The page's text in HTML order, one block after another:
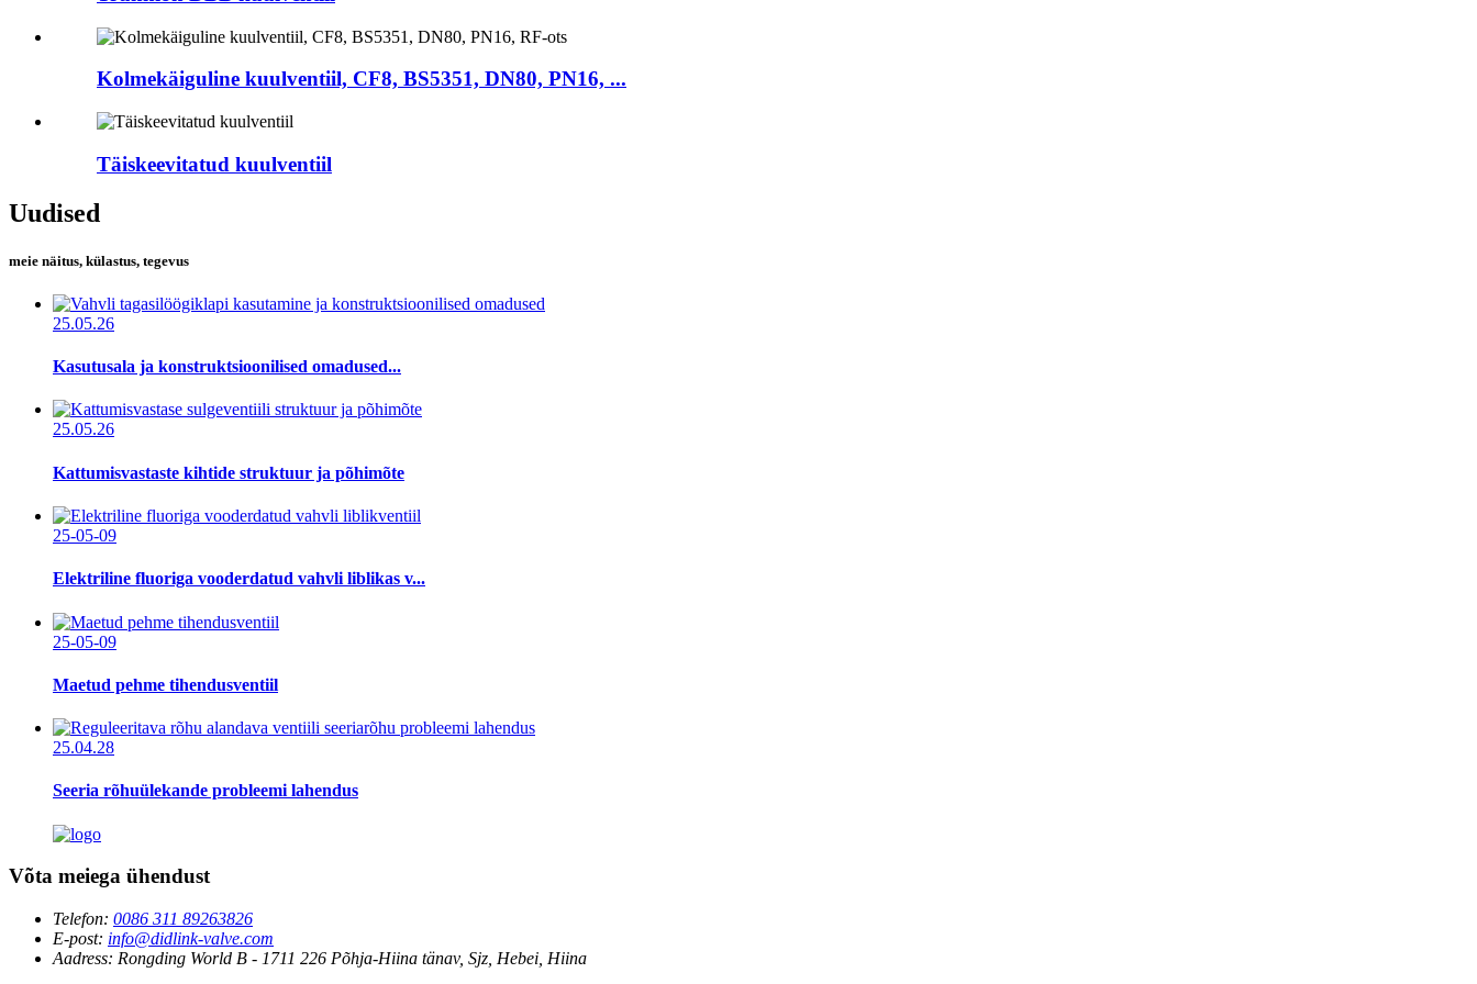
Kolmekäiguline kuulventiil, CF8, BS5351, DN80, PN16, ...
Täiskeevitatud kuulventiil
Uudised
meie näitus, külastus, tegevus
25.05.26
Kasutusala ja konstruktsioonilised omadused...
25.05.26
Kattumisvastaste kihtide struktuur ja põhimõte
25-05-09
Elektriline fluoriga vooderdatud vahvli liblikas v...
25-05-09
Maetud pehme tihendusventiil
25.04.28
Seeria rõhuülekande probleemi lahendus
Võta meiega ühendust
Telefon: 0086 311 89263826
E-post: info@didlink-valve.com
Aadress: Rongding World B - 1711 226 Põhja-Hiina tänav, Sjz, Hebei, Hiina